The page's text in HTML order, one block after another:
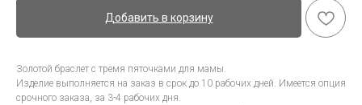
Добавить в корзину
Золотой браслет с тремя пяточками для мамы.
Изделие выполняется на заказ в срок до 10 рабочих дней. Имеется опция
срочного заказа, за 3-4 рабочих дня.